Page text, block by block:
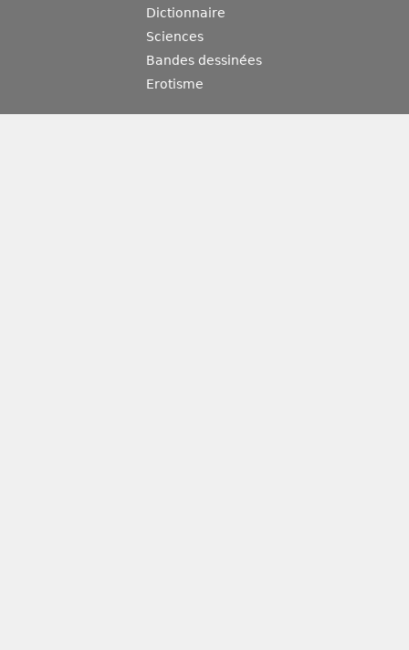
Dictionnaire
Sciences
Bandes dessinées
Erotisme